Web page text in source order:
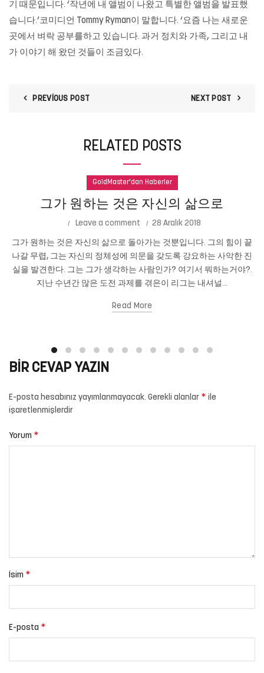
기 때문입니다. ‘작년에 내 앨범이 나왔고 특별한 앨범을 발표했
습니다.’코미디언 Tommy Ryman이 말합니다. ‘요즘 나는 새로운
곳에서 벼락 공부를하고 있습니다. 과거 정치와 가족, 그리고 내
가 이야기 해 왔던 것들이 조금있다.
PREVIOUS POST NEXT POST
RELATED POSTS
GoldMaster'dan Haberler
그가 원하는 것은 자신의 삶으로
Leave a comment 28 Aralık 2018
그가 원하는 것은 자신의 삶으로 돌아가는 것뿐입니다. 그의 힘이 끝
나갈 무렵, 그는 자신의 정체성에 의문을 갖도록 강요하는 사악한 진
실을 발견한다. 그는 그가 생각하는 사람인가? 여기서 뭐하는거야?.
지난 수년간 많은 도전 과제를 겪은이 리그는 내셔널...
Read More
BIR CEVAP YAZIN
E-posta hesabınız yayımlanmayacak. Gerekli alanlar * ile
işaretlenmişlerdir
Yorum *
İsim *
E-posta *